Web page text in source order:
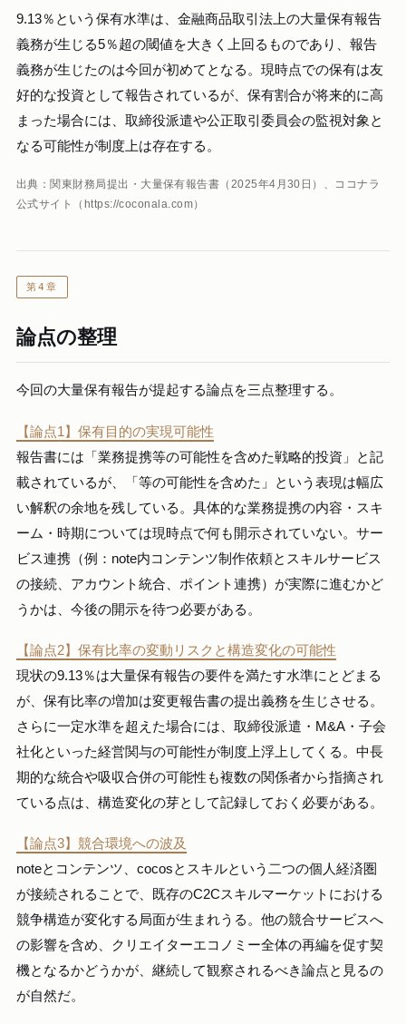
9.13％という保有水準は、金融商品取引法上の大量保有報告
義務が生じる5％超の閾値を大きく上回るものであり、報告
義務が生じたのは今回が初めてとなる。現時点での保有は友
好的な投資として報告されているが、保有割合が将来的に高
まった場合には、取締役派遣や公正取引委員会の監視対象と
なる可能性が制度上は存在する。
出典：関東財務局提出・大量保有報告書（2025年4月30日）、ココナラ
公式サイト（https://coconala.com）
第4章
論点の整理
今回の大量保有報告が提起する論点を三点整理する。
【論点1】保有目的の実現可能性
報告書には「業務提携等の可能性を含めた戦略的投資」と記
載されているが、「等の可能性を含めた」という表現は幅広
い解釈の余地を残している。具体的な業務提携の内容・スキ
ーム・時期については現時点で何も開示されていない。サー
ビス連携（例：note内コンテンツ制作依頼とスキルサービス
の接続、アカウント統合、ポイント連携）が実際に進むかど
うかは、今後の開示を待つ必要がある。
【論点2】保有比率の変動リスクと構造変化の可能性
現状の9.13％は大量保有報告の要件を満たす水準にとどまる
が、保有比率の増加は変更報告書の提出義務を生じさせる。
さらに一定水準を超えた場合には、取締役派遣・M&A・子会
社化といった経営関与の可能性が制度上浮上してくる。中長
期的な統合や吸収合併の可能性も複数の関係者から指摘され
ている点は、構造変化の芽として記録しておく必要がある。
【論点3】競合環境への波及
noteとコンテンツ、cocosとスキルという二つの個人経済圏
が接続されることで、既存のC2Cスキルマーケットにおける
競争構造が変化する局面が生まれうる。他の競合サービスへ
の影響を含め、クリエイターエコノミー全体の再編を促す契
機となるかどうかが、継続して観察されるべき論点と見るの
が自然だ。